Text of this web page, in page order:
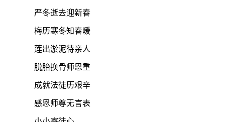
严冬逝去迎新春
梅历寒冬知春暖
莲出淤泥待亲人
脱胎换骨师恩重
成就法徒历艰辛
感恩师尊无言表